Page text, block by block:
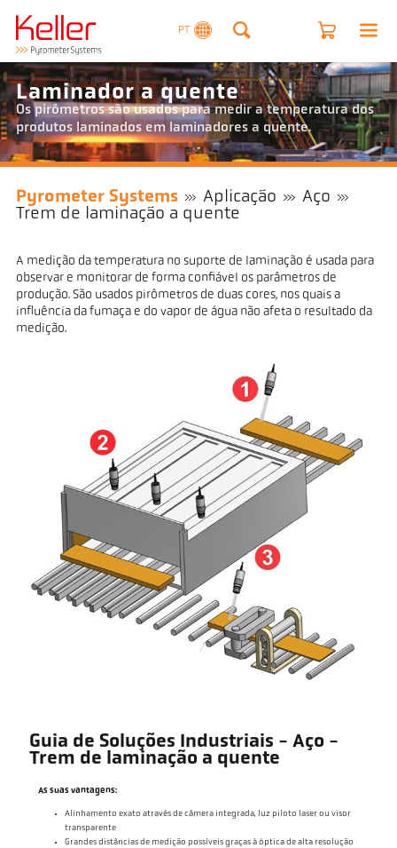
PT
Laminador a quente
Os pirômetros são usados para medir a temperatura dos
produtos laminados em laminadores a quente.
Pyrometer Systems Aplicação
Aço
Trem de laminação a quente
A medição da temperatura no suporte de laminação é usada para
observar e monitorar de forma confiável os parâmetros de
produção. São usados pirômetros de duas cores, nos quais a
influência da fumaça e do vapor de água não afeta o resultado da
medição.
Guia de Soluções Industriais - Aço -
Trem de laminação a quente
As suas vantagens:
Alinhamento exato através de câmera integrada, luz piloto laser ou visor
transparente
Grandes distâncias de medição possíveis graças à óptica de alta resolução